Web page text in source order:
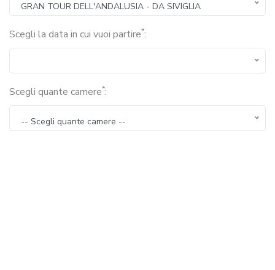
GRAN TOUR DELL'ANDALUSIA - DA SIVIGLIA
Scegli la data in cui vuoi partire*:
Scegli quante camere*:
-- Scegli quante camere --